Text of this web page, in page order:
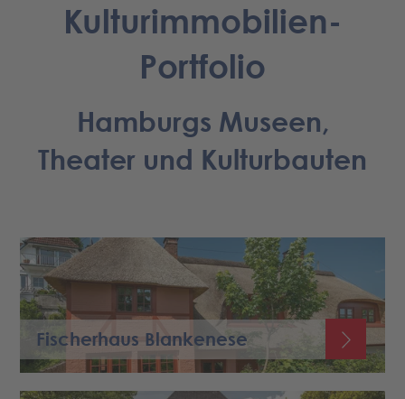
Kulturimmobilien-
Portfolio
Hamburgs Museen,
Theater und Kulturbauten
Fischerhaus Blankenese